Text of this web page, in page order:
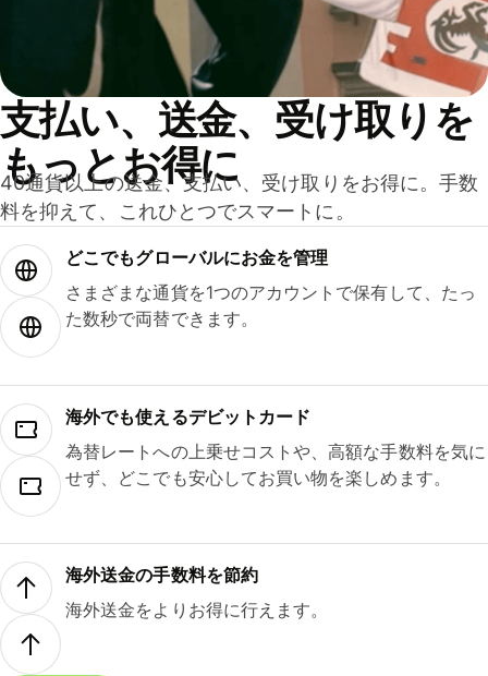
支払い、送金、受け取りを
もっとお得に
40通貨以上の送金、支払い、受け取りをお得に。手数
料を抑えて、これひとつでスマートに。
どこでもグ⁠ロ⁠ー⁠バ⁠ルにお金を管理
さまざまな通貨を1つのアカウントで保有して、たっ
た数秒で両替できます。
海外でも使えるデビットカード
為替レートへの上乗せコストや、高額な手数料を気に
せず、どこでも安心してお買い物を楽しめます。
海外送金の手数料を節約
海外送金をよりお得に行えます。